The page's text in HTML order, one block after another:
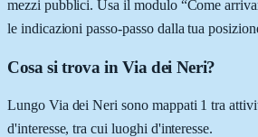
mezzi pubblici. Usa il modulo “Come
le indicazioni passo-passo dalla tua
Cosa si trova in Via dei Neri?
Lungo Via dei Neri sono mappati 1 tra
d'interesse, tra cui luoghi d'interesse.